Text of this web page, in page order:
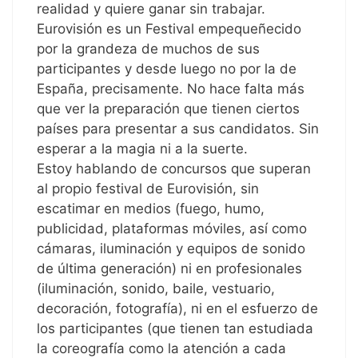
realidad y quiere ganar sin trabajar.
Eurovisión es un Festival empequeñecido
por la grandeza de muchos de sus
participantes y desde luego no por la de
España, precisamente. No hace falta más
que ver la preparación que tienen ciertos
países para presentar a sus candidatos. Sin
esperar a la magia ni a la suerte.
Estoy hablando de concursos que superan
al propio festival de Eurovisión, sin
escatimar en medios (fuego, humo,
publicidad, plataformas móviles, así como
cámaras, iluminación y equipos de sonido
de última generación) ni en profesionales
(iluminación, sonido, baile, vestuario,
decoración, fotografía), ni en el esfuerzo de
los participantes (que tienen tan estudiada
la coreografía como la atención a cada